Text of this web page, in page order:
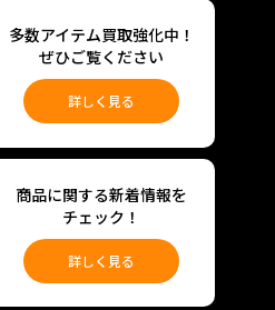
多数アイテム買取強化中！
ぜひご覧ください
詳しく見る
商品に関する新着情報を
チェック！
詳しく見る